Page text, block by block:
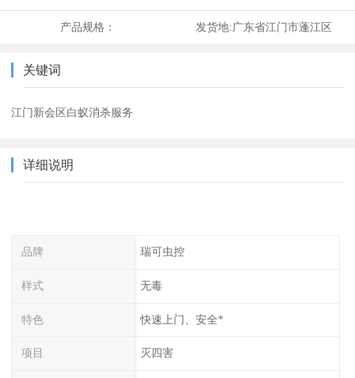
产品规格： 发货地:广东省江门市蓬江区
关键词
江门新会区白蚁消杀服务
详细说明
品牌 瑞可虫控
样式 无毒
特色 快速上门、安全*
项目 灭四害